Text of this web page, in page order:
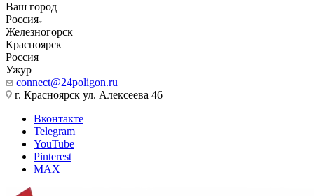
Ваш город
Россия
Железногорск
Красноярск
Россия
Ужур
connect@24poligon.ru
г. Красноярск ул. Алексеева 46
Вконтакте
Telegram
YouTube
Pinterest
MAX